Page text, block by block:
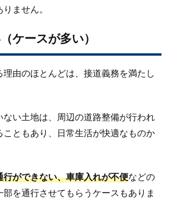
ません。
ケースが多い）
由のほとんどは、接道義務を満たし
い土地は、周辺の道路整備が行われ
ともあり、日常生活が快適なものか
行ができない、車庫入れが不便などの
を通行させてもらうケースもありま